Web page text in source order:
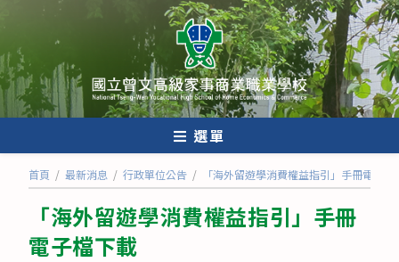
轉
至
主
要
內
選單
首頁 / 最新消息 / 行政單位公告 / 「海外留遊學消費權益指引」手冊電子檔
「海外留遊學消費權益指引」手冊
電子檔下載